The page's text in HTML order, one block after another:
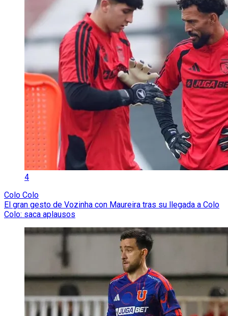
4
Colo Colo
El gran gesto de Vozinha con Maureira tras su llegada a Colo
Colo: saca aplausos